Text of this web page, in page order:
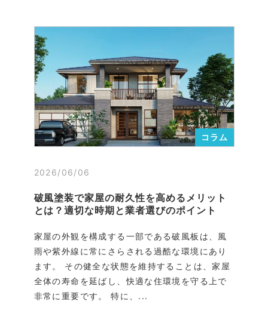
コラム
2026/06/06
破風塗装で家屋の耐久性を高めるメリット
とは？適切な時期と業者選びのポイント
家屋の外観を構成する一部である破風板は、風
雨や紫外線に常にさらされる過酷な環境にあり
ます。 その健全な状態を維持することは、家屋
全体の寿命を延ばし、快適な住環境を守る上で
非常に重要です。 特に、...